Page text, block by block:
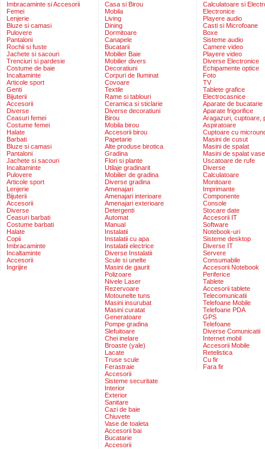
Imbracaminte si Accesorii
Femei
Lenjerie
Bluze si camasi
Pulovere
Pantaloni
Rochii si fuste
Jachete si sacouri
Trenciuri si pardesie
Costume de baie
Incaltaminte
Articole sport
Genti
Bijuterii
Accesorii
Diverse
Ceasuri femei
Costume femei
Halate
Barbati
Bluze si camasi
Pantaloni
Jachete si sacouri
Incaltaminte
Pulovere
Articole sport
Lenjerie
Bijuterii
Accesorii
Diverse
Ceasuri barbati
Costume barbati
Halate
Copii
Imbracaminte
Incaltaminte
Accesorii
Ingrijire
Casa si Birou
Mobila
Living
Dining
Dormitoare
Canapele
Bucatarii
Mobilier Baie
Mobilier divers
Decoratiuni
Corpuri de Iluminat
Covoare
Textile
Rame si tablouri
Ceramica si sticlarie
Diverse decoratiuni
Birou
Mobila birou
Accesorii birou
Papetarie
Alte produse birotica
Gradina
Flori si plante
Utilaje gradinarit
Mobilier de gradina
Diverse gradina
Amenajari
Amenajari interioare
Amenajari exterioare
Detergenti
Automat
Manual
Instalatii
Instalatii cu apa
Instalatii electrice
Diverse Instalatii
Scule si unelte
Masini de gaurit
Polizoare
Nivele Laser
Rezervoare
Motounelte tuns
Masini insurubat
Masini curatat
Generatoare
Pompe gradina
Slefuitoare
Chei inelare
Broaste (yale)
Lacate
Truse scule
Ferastraie
Accesorii
Sisteme securitate
Interior
Exterior
Sanitare
Cazi de baie
Chiuvete
Vase de toaleta
Accesorii bai
Bucatarie
Accesorii
Calculatoare si
Electronice
Playere audio
Casti si Microfoane
Boxe
Sisteme audio
Camere video
Playere video
Diverse Electronice
Echipamente optice
Foto
TV
Tablete grafice
Electrocasnice
Aparate de bucatarie
Aparate frigorifice
Aragazuri, cuptoare,
Aspiratoare
Cuptoare cu
Masini de cusut
Masini de spalat
Masini de spalat vase
Uscatoare de rufe
Diverse
Calculatoare
Monitoare
Imprimante
Componente
Console
Stocare date
Accesorii IT
Software
Notebook-uri
Sisteme desktop
Diverse IT
Servere
Consumabile
Accesorii Notebook
Periferice
Tablete
Accesorii tablete
Telecomunicatii
Telefoane Mobile
Telefoane PDA
GPS
Telefoane
Diverse Comunicatii
Internet mobil
Accesorii Mobile
Retelistica
Cu fir
Fara fir